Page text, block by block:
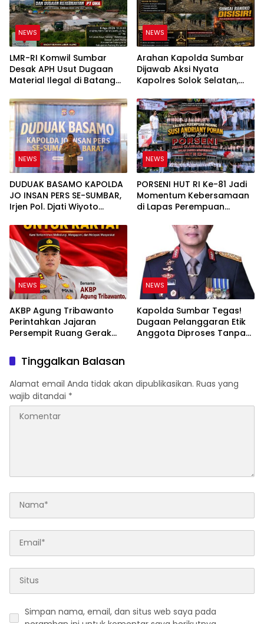
NEWS
LMR-RI Komwil Sumbar
Desak APH Usut Dugaan
Material Ilegal di Batang
PT UHA Diminta Diselidiki
Tuntas
NEWS
Arahan Kapolda Sumbar
Dijawab Aksi Nyata
Kapolres Solok Selatan,
Bukan Sekadar Slogan
NEWS
DUDUAK BASAMO KAPOLDA
JO INSAN PERS SE-SUMBAR,
Irjen Pol. Djati Wiyoto
Ruang bagi Pelanggar
Hukum di Internal Polri
NEWS
PORSENI HUT RI Ke-81 Jadi
Momentum Kebersamaan
di Lapas Perempuan
NEWS
AKBP Agung Tribawanto
Perintahkan Jajaran
Persempit Ruang Gerak
Pasaman Barat
NEWS
Kapolda Sumbar Tegas!
Dugaan Pelanggaran Etik
Anggota Diproses Tanpa
Tinggalkan Balasan
Alamat email Anda tidak akan dipublikasikan. Ruas yang
wajib ditandai *
Simpan nama, email, dan situs web saya pada